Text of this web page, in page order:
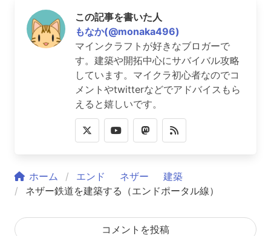
この記事を書いた人
もなか(@monaka496)
マインクラフトが好きなブロガーで
す。建築や開拓中心にサバイバル攻略
しています。マイクラ初心者なのでコ
メントやtwitterなどでアドバイスもら
えると嬉しいです。
ホーム エンド ネザー
建築
ネザー鉄道を建築する（エンドポータル線）
コメントを投稿